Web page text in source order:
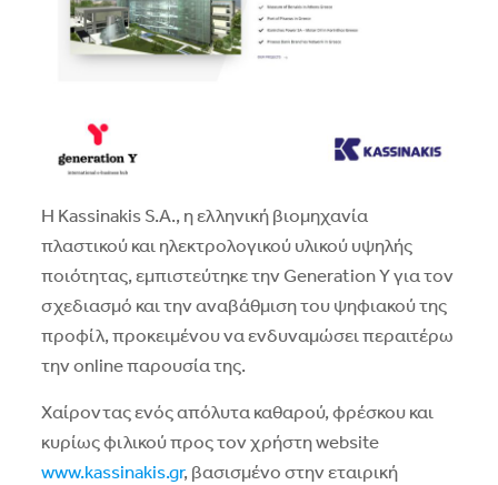
Η Kassinakis S.A., η ελληνική βιομηχανία
πλαστικού και ηλεκτρολογικού υλικού υψηλής
ποιότητας, εμπιστεύτηκε την Generation Y για τον
σχεδιασμό και την αναβάθμιση του ψηφιακού της
προφίλ, προκειμένου να ενδυναμώσει περαιτέρω
την online παρουσία της.
Χαίροντας ενός απόλυτα καθαρού, φρέσκου ​​και
κυρίως φιλικού προς τον χρήστη website
www.kassinakis.gr, βασισμένο στην εταιρική